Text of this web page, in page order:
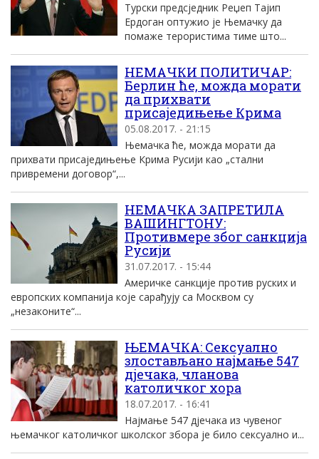
Турски предсједник Реџеп Тајип
Ердоган оптужио је Њемачку да
помаже терористима тиме што...
НЕМАЧКИ ПОЛИТИЧАР:
Берлин ће, можда морати
да прихвати
присаједињење Крима
05.08.2017. - 21:15
Њемачка ће, можда морати да
прихвати присаједињење Крима Русији као „стални
привремени договор“,...
НЕМАЧКА ЗАПРЕТИЛА
ВАШИНГТОНУ:
Противмере због санкција
Русији
31.07.2017. - 15:44
Америчке санкције против руских и
европских компанија које сарађују са Москвом су
„незаконите“...
ЊЕМАЧКА: Сексуално
злостављано најмање 547
дјечака, чланова
католичког хора
18.07.2017. - 16:41
Најмање 547 дјечака из чувеног
њемачког католичког школског збора је било сексуално и...